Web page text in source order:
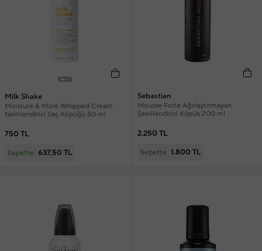
Milk Shake
Moisture & More Whipped Cream
Nemlendirici Saç Köpüğü 50 ml
750 TL
Sepette 637,50 TL
Sebastian
Mousse Forte Ağırlaştırmayan
Şekillendirici Köpük 200 ml
2.250 TL
Sepette 1.800 TL